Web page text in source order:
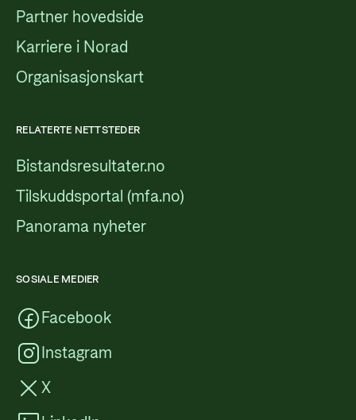
Partner hovedside
Karriere i Norad
Organisasjonskart
RELATERTE NETTSTEDER
Bistandsresultater.no
Tilskuddsportal (mfa.no)
Panorama nyheter
SOSIALE MEDIER
Facebook
Instagram
X